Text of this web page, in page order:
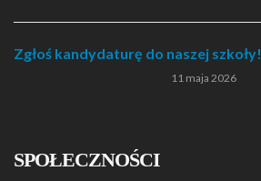
Zgłoś kandydaturę do naszej szkoły!
11 maja 2026
SPOŁECZNOŚCI